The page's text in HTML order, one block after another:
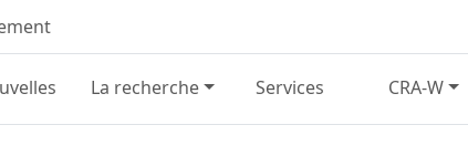
La recherche Services CRA-W